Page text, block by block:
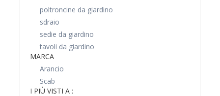
poltroncine da giardino
sdraio
sedie da giardino
tavoli da giardino
MARCA
Arancio
Scab
I PIÙ VISTI A :